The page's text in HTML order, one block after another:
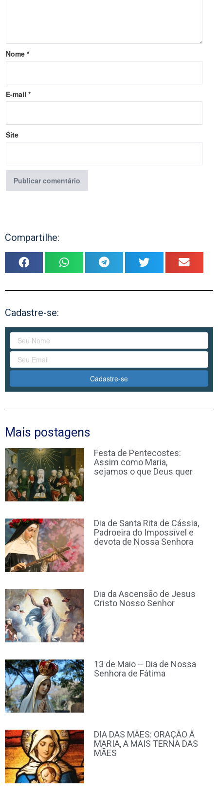
Nome *
E-mail *
Site
Compartilhe:
Cadastre-se:
Cadastre-se
Mais postagens
Festa de Pentecostes:
Assim como Maria,
sejamos o que Deus quer
Dia de Santa Rita de Cássia,
Padroeira do Impossível e
devota de Nossa Senhora
Dia da Ascensão de Jesus
Cristo Nosso Senhor
13 de Maio – Dia de Nossa
Senhora de Fátima
DIA DAS MÃES: ORAÇÃO À
MARIA, A MAIS TERNA DAS
MÃES